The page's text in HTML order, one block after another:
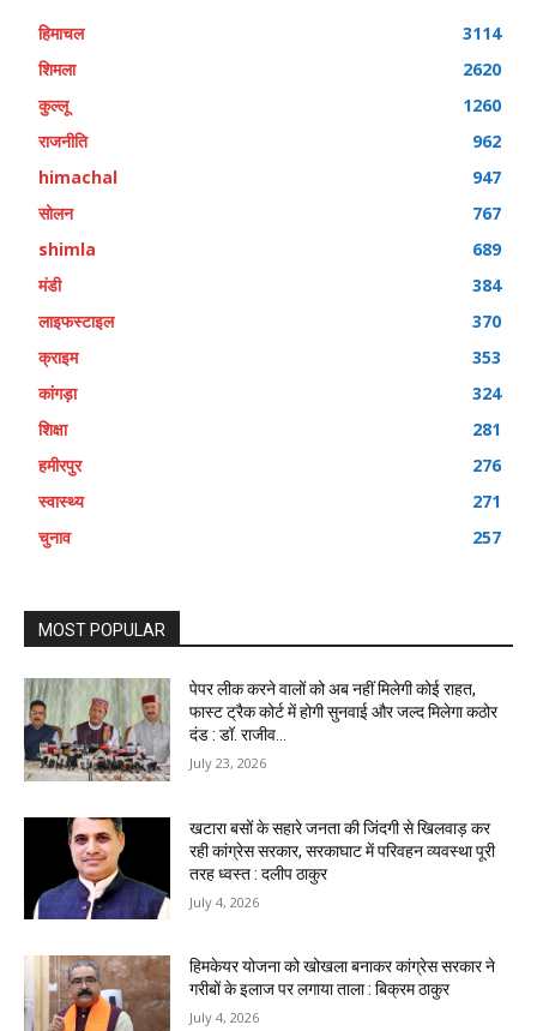
हिमाचल
3114
शिमला
2620
कुल्लू
1260
राजनीति
962
himachal
947
सोलन
767
shimla
689
मंडी
384
लाइफस्टाइल
370
क्राइम
353
कांगड़ा
324
शिक्षा
281
हमीरपुर
276
स्वास्थ्य
271
चुनाव
257
MOST POPULAR
पेपर लीक करने वालों को अब नहीं मिलेगी कोई राहत,
फास्ट ट्रैक कोर्ट में होगी सुनवाई और जल्द मिलेगा कठोर
दंड : डॉ. राजीव...
July 23, 2026
खटारा बसों के सहारे जनता की जिंदगी से खिलवाड़ कर
रही कांग्रेस सरकार, सरकाघाट में परिवहन व्यवस्था पूरी
तरह ध्वस्त : दलीप ठाकुर
July 4, 2026
हिमकेयर योजना को खोखला बनाकर कांग्रेस सरकार ने
गरीबों के इलाज पर लगाया ताला : बिक्रम ठाकुर
July 4, 2026